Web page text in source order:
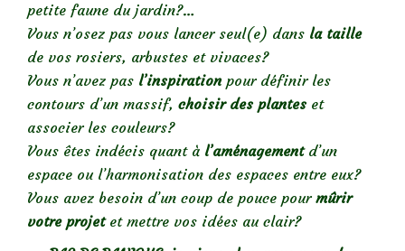
petite faune du jardin?…
Vous n’osez pas vous lancer seul(e) dans la taille
de vos rosiers, arbustes et vivaces?
Vous n’avez pas l’inspirationpour définir les
contours d’un massif, choisir des plantes et
associer les couleurs?
Vous êtes indécis quant à l’aménagementd’un
espace ou l’harmonisation des espaces entre eux?
Vous avez besoin d’un coup de pouce pour mûrir
votre projetet mettre vos idées au clair?